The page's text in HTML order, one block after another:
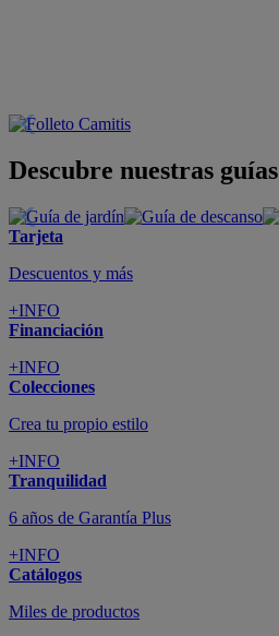
Descubre nuestras guías
Tarjeta
Descuentos y más
+INFO
Financiación
+INFO
Colecciones
Crea tu propio estilo
+INFO
Tranquilidad
6 años de Garantía Plus
+INFO
Catálogos
Miles de productos